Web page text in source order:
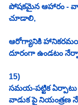
పోషకమైన ఆహారం -
చూడాలి,
ఆరోగ్యానికి
దూరంగా ఉండటం
15)
సమయ-పట్టిక
వాడుక పై నియంత్రణ